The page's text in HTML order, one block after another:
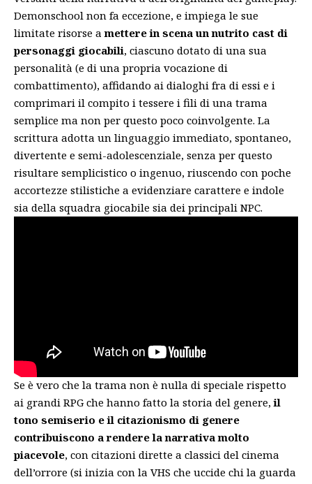
Demonschool non fa eccezione, e impiega le sue
limitate risorse amettere in scena un nutrito cast di
personaggi giocabili, ciascuno dotato di una sua
personalità (e di una propria vocazione di
combattimento), affidando ai dialoghi fra di essi e i
comprimari il compito i tessere i fili di una trama
semplice ma non per questo poco coinvolgente. La
scrittura adotta un linguaggio immediato, spontaneo,
divertente e semi-adolescenziale, senza per questo
risultare semplicistico o ingenuo, riuscendo con poche
accortezze stilistiche a evidenziare carattere e indole
sia della squadra giocabile sia dei principali NPC.
Se è vero che la trama non è nulla di speciale rispetto
ai grandi RPG che hanno fatto la storia del genere,il
tono semiserio e il citazionismo di genere
contribuiscono a rendere la narrativa molto
piacevole, con citazioni dirette a classici del cinema
dell’orrore (si inizia con la VHS che uccide chi la guarda